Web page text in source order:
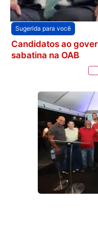
Sugerida para você
Candidatos ao
sabatina na OAB